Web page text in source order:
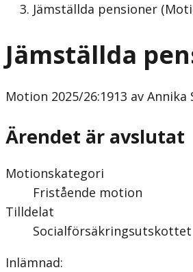
Jämställda pensioner
Jämställda
Motion 2025/26:1913 av Annika
Ärendet är avslutat
Motionskategori
Fristående motion
Tilldelat
Socialförsäkringsutskottet
Inlämnad: